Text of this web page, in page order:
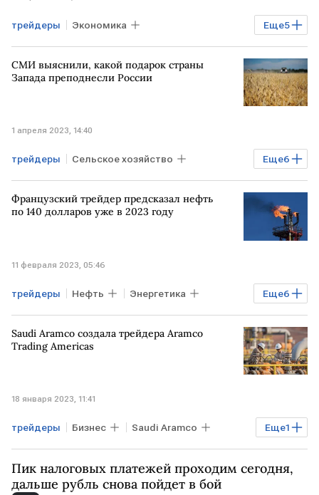
Еще5
трейдеры Экономика
Мировая экономика продажи
Минсельхоз активы
СМИ выяснили, какой подарок страны
Запада преподнесли России
1 апреля 2023, 14:40
Еще6
трейдеры Сельское хозяйство
Экономика
продовольственная безопасность
санкции против РФ
Французский трейдер предсказал нефть
по 140 долларов уже в 2023 году
11 февраля 2023, 05:46
Еще6
трейдеры Нефть Энергетика
Экономика Мировая экономика
ФРАНЦИЯ Financial Times
Saudi Aramco создала трейдера Aramco
Trading Americas
18 января 2023, 11:41
Еще1
трейдеры Бизнес Saudi Aramco
США
Пик налоговых платежей проходим сегодня,
дальше рубль снова пойдет в бой